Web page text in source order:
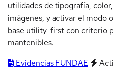
utilidades de tipografía,
imágenes, y activar el modo
base utility-first con criterio
mantenibles.
Evidencias FUNDAE